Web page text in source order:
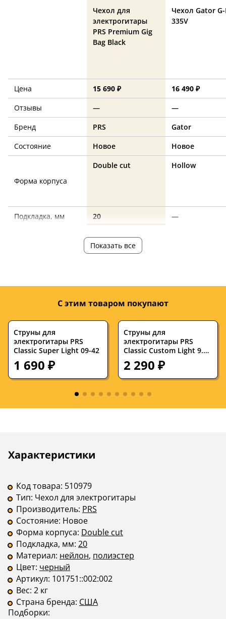
Чехол для
электрогитары
PRS Premium Gig
Bag Black
Чехол Gator G-
335V
Цена 15 690 ₽
16 490 ₽
Отзывы
—
—
Бренд
PRS
Gator
Состояние
Новое Новое
Форма корпуса
Double cut Hollow
Подкладка, мм 20 —
нейлон,
полиэстер
Страна
— Китай
Показать все
С этим товаром покупают
Струны для
электрогитары PRS
Classic Super Light 09-42
1 690 ₽
Струны для
электрогитары PRS
Classic Custom Light 9.5-
44
2 290 ₽
Описание
Характеристики
Инструкции
Код товара: 510979
Тип: Чехол для электрогитары
Производитель: PRS
Состояние: Новое
Форма корпуса: Double cut
Подкладка, мм: 20
Материал: нейлон, полиэстер
Цвет: черный
Артикул: 101751::002:002
Вес: 2 кг
Страна бренда: США
Подборки: